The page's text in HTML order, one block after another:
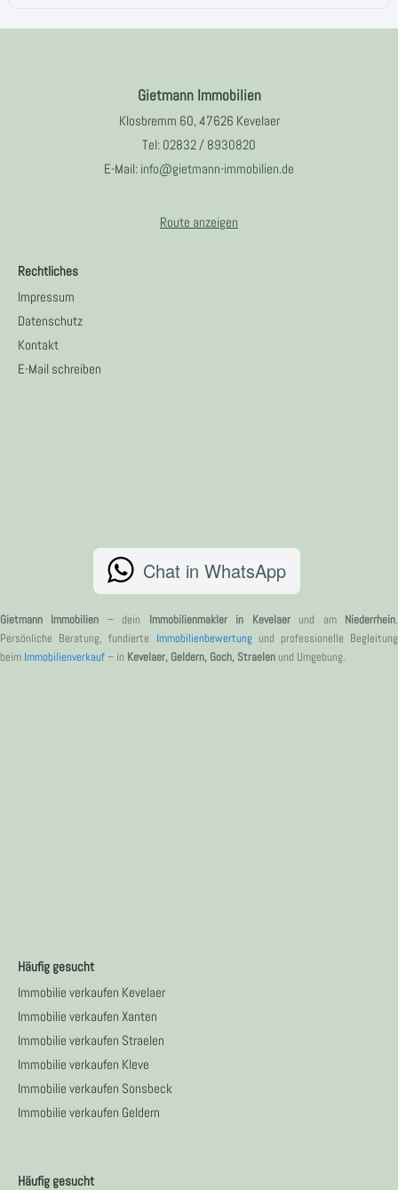
Gietmann Immobilien
Klosbremm 60, 47626 Kevelaer
Tel: 02832 / 8930820
E-Mail: info@gietmann-immobilien.de
Route anzeigen
Rechtliches
Impressum
Datenschutz
Kontakt
E-Mail schreiben
Chat in WhatsApp
Gietmann Immobilien – dein Immobilienmakler in Kevelaerund am Niederrhein.
Persönliche Beratung, fundierte Immobilienbewertungund professionelle Begleitung
beim Immobilienverkauf– in Kevelaer, Geldern, Goch, Straelenund Umgebung.
Häufig gesucht
Immobilie verkaufen Kevelaer
Immobilie verkaufen Xanten
Immobilie verkaufen Straelen
Immobilie verkaufen Kleve
Immobilie verkaufen Sonsbeck
Immobilie verkaufen Geldern
Häufig gesucht